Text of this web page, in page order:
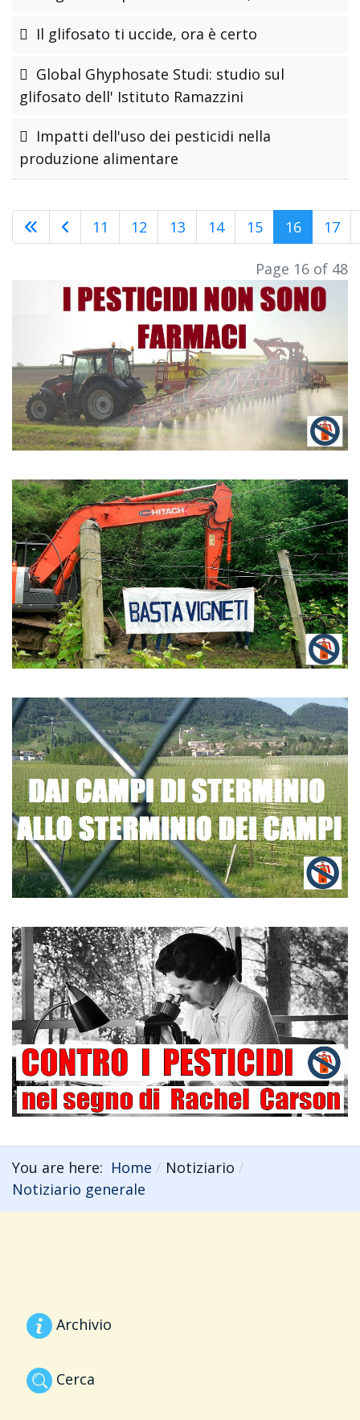
Il glifosato ti uccide, ora è certo
Global Ghyphosate Studi: studio sul
glifosato dell' Istituto Ramazzini
Impatti dell'uso dei pesticidi nella
produzione alimentare
11 12 13 14 15 16 17
Page 16 of 48
You are here: Home
Notiziario
Notiziario generale
Archivio
Cerca